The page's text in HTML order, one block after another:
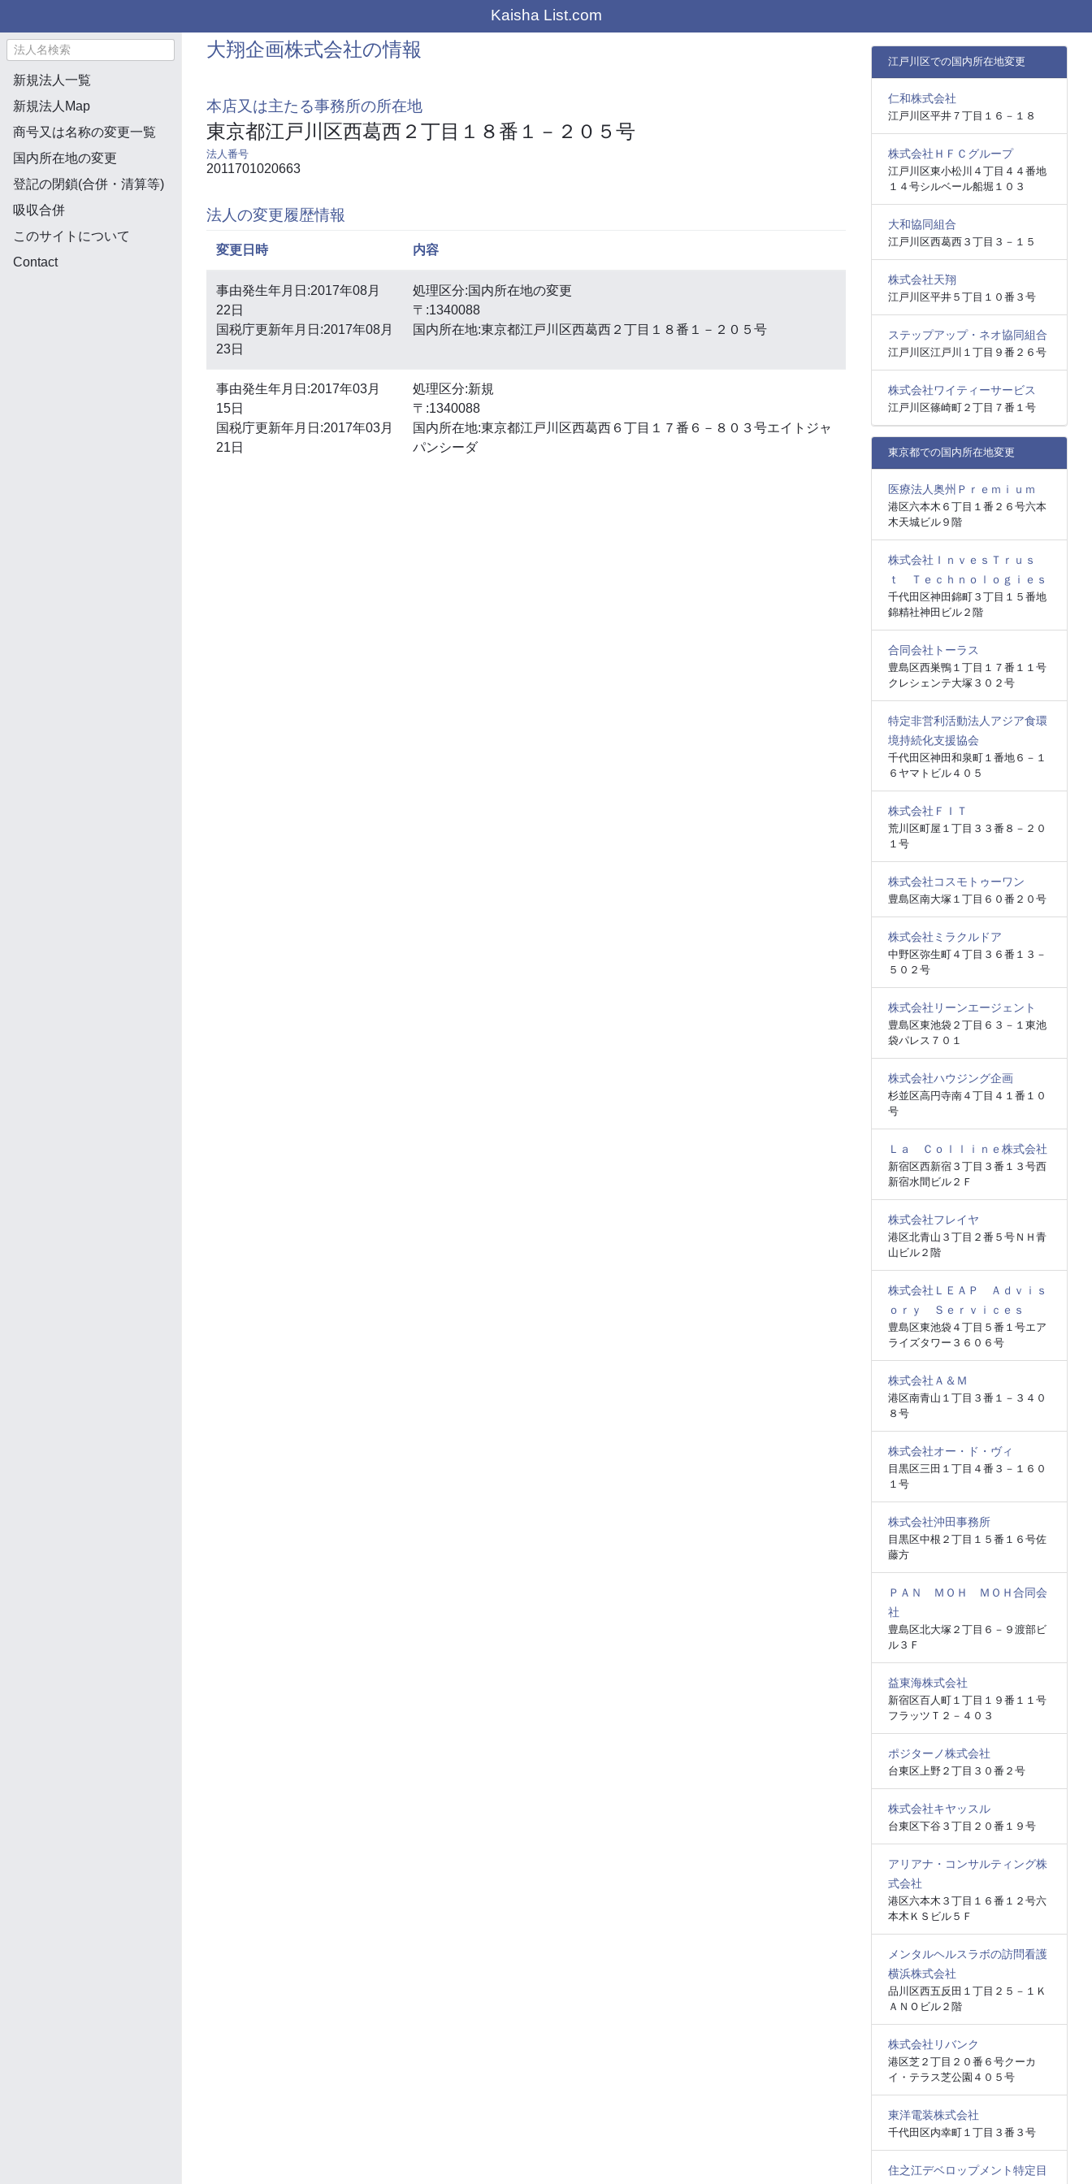
Kaisha List.com
新規法人一覧
新規法人Map
商号又は名称の変更一覧
国内所在地の変更
登記の閉鎖(合併・清算等)
吸収合併
このサイトについて
Contact
大翔企画株式会社の情報
本店又は主たる事務所の所在地
東京都江戸川区西葛西２丁目１８番１－２０５号
法人番号
2011701020663
法人の変更履歴情報
変更日時 内容
事由発生年月日:2017年08月
22日
国税庁更新年月日:2017年08月
23日
処理区分:国内所在地の変更
〒:1340088
国内所在地:東京都江戸川区西葛西２丁目１８番１－２０５号
事由発生年月日:2017年03月
15日
国税庁更新年月日:2017年03月
21日
処理区分:新規
〒:1340088
国内所在地:東京都江戸川区西葛西６丁目１７番６－８０３号エイトジャ
パンシーダ
江戸川区での国内所在地変更
仁和株式会社
江戸川区平井７丁目１６－１８
株式会社ＨＦＣグループ
江戸川区東小松川４丁目４４番地
１４号シルベール船堀１０３
大和協同組合
江戸川区西葛西３丁目３－１５
株式会社天翔
江戸川区平井５丁目１０番３号
ステップアップ・ネオ協同組合
江戸川区江戸川１丁目９番２６号
株式会社ワイティーサービス
江戸川区篠崎町２丁目７番１号
東京都での国内所在地変更
医療法人奥州Ｐｒｅｍｉｕｍ
港区六本木６丁目１番２６号六本
木天城ビル９階
株式会社ＩｎｖｅｓＴｒｕｓ
ｔ Ｔｅｃｈｎｏｌｏｇｉｅｓ
千代田区神田錦町３丁目１５番地
錦精社神田ビル２階
合同会社トーラス
豊島区西巣鴨１丁目１７番１１号
クレシェンテ大塚３０２号
特定非営利活動法人アジア食環
境持続化支援協会
千代田区神田和泉町１番地６－１
６ヤマトビル４０５
株式会社ＦＩＴ
荒川区町屋１丁目３３番８－２０
１号
株式会社コスモトゥーワン
豊島区南大塚１丁目６０番２０号
株式会社ミラクルドア
中野区弥生町４丁目３６番１３－
５０２号
株式会社リーンエージェント
豊島区東池袋２丁目６３－１東池
袋パレス７０１
株式会社ハウジング企画
杉並区高円寺南４丁目４１番１０
号
Ｌａ Ｃｏｌｌｉｎｅ株式会社
新宿区西新宿３丁目３番１３号西
新宿水間ビル２Ｆ
株式会社フレイヤ
港区北青山３丁目２番５号ＮＨ青
山ビル２階
株式会社ＬＥＡＰ Ａｄｖｉｓ
ｏｒｙ Ｓｅｒｖｉｃｅｓ
豊島区東池袋４丁目５番１号エア
ライズタワー３６０６号
株式会社Ａ＆Ｍ
港区南青山１丁目３番１－３４０
８号
株式会社オー・ド・ヴィ
目黒区三田１丁目４番３－１６０
１号
株式会社沖田事務所
目黒区中根２丁目１５番１６号佐
藤方
ＰＡＮ ＭＯＨ ＭＯＨ合同会
社
豊島区北大塚２丁目６－９渡部ビ
ル３Ｆ
益東海株式会社
新宿区百人町１丁目１９番１１号
フラッツＴ２－４０３
ポジターノ株式会社
台東区上野２丁目３０番２号
株式会社キヤッスル
台東区下谷３丁目２０番１９号
アリアナ・コンサルティング株
式会社
港区六本木３丁目１６番１２号六
本木ＫＳビル５Ｆ
メンタルヘルスラボの訪問看護
横浜株式会社
品川区西五反田１丁目２５－１Ｋ
ＡＮＯビル２階
株式会社リバンク
港区芝２丁目２０番６号クーカ
イ・テラス芝公園４０５号
東洋電装株式会社
千代田区内幸町１丁目３番３号
住之江デベロップメント特定目